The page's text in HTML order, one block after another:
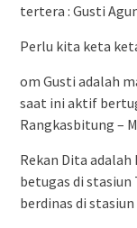
tertera : Gusti
Perlu kita keta
om Gusti adalah
saat ini aktif
Rangkasbitung –
Rekan Dita
betugas di stasiun
berdinas di stasiun